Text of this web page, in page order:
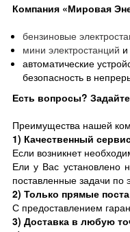
Компания «Мировая
бензиновые
мини электростанций и
автоматические
безопасность в
Есть вопросы?
Преимущества нашей
1) Качественный
Если возникнет
Ели у Вас установлено
поставленные задачи по
2) Только прямые
С предоставлением
3) Доставка в любую